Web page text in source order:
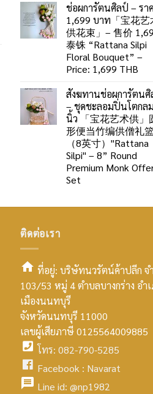
ช่อผการัตนศิลป์ – รา
1,699 บาท「宝花艺
供花束」– 售价
泰铢 “Rattana Silpi
Floral Bouquet” –
Price: 1,699 THB
สังฆทานช่อผการัตน
– ชุดชะลอมปิ่นโตกล
นิ้ว 「宝花艺术供」
形便当竹编供僧礼篮
（8英寸）"Rattana
Silpi" – 8” Round
Premium Monk
Set
ติดต่อเรา
smt2
home
icon
ที่อยู่: บริษัทนวรัตน์ค้าปลีก จ
103/53 หมู่ 4 ตำบลบางกร่าง อำ
เมืองนนทบุรี
จังหวัดนนทบุรี 11000
เลขผู้เสียภาษี 0125564009885
facebook
icon
โทร: 082-790-5285
facebook
Facebook : Navarat
Line id: @np1982